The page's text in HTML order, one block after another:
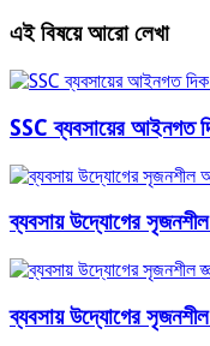
এই বিষয়ে আরো লেখা
SSC ব্যবসায়ের আইনগত
ব্যবসায় উদ্যোগের
ব্যবসায় উদ্যোগের